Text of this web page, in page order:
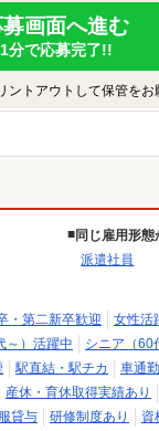
募画面へ進む
1分で応募完了!!
トアウトして保管をお
同じ雇用形
派遣社員
・第二新卒歓迎 女性活
～）活躍中 シニア（60
駅直結・駅チカ 車通
産休・育休取得実績あり
貸与 研修制度あり 資